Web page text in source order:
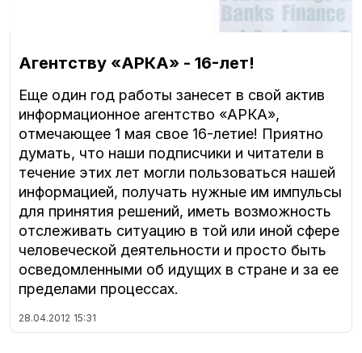
Агентству «АРКА» - 16-лет!
Еще один год работы занесет в свой актив
информационное агентство «АРКА»,
отмечающее 1 мая свое 16-летие! Приятно
думать, что наши подписчики и читатели в
течение этих лет могли пользоваться нашей
информацией, получать нужные им импульсы
для принятия решений, иметь возможность
отслеживать ситуацию в той или иной сфере
человеческой деятельности и просто быть
осведомленными об идущих в стране и за ее
пределами процессах.
28.04.2012 15:31